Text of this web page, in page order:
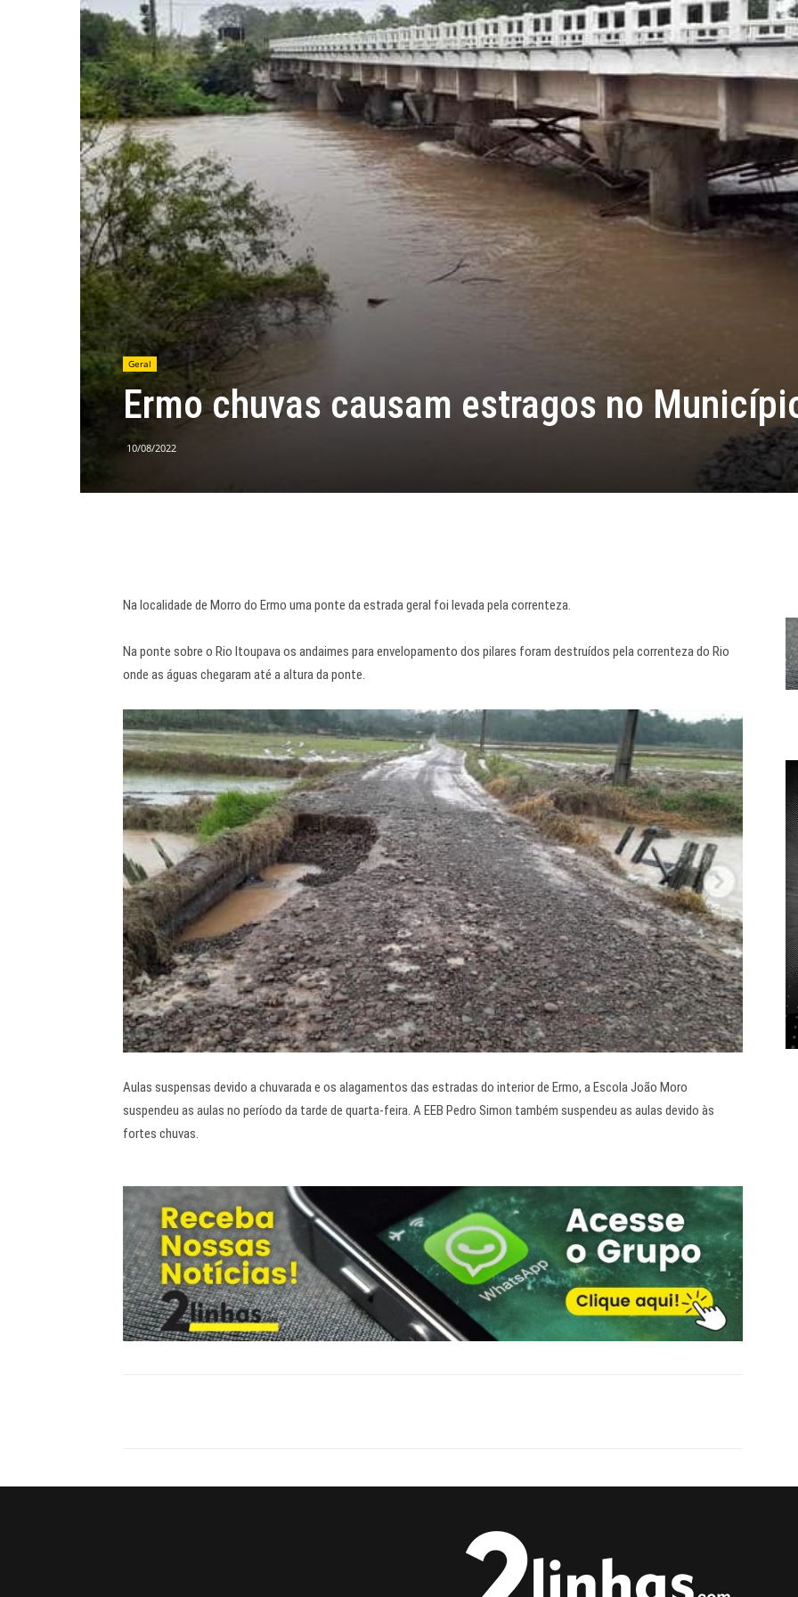
Geral
Ermo chuvas causam estragos no
10/08/2022
Na localidade de Morro do Ermo uma ponte da estrada geral foi levada pela correnteza.
Na ponte sobre o Rio Itoupava os andaimes para envelopamento dos pilares foram destruídos pela correnteza do Rio
onde as águas chegaram até a altura da ponte.
Aulas suspensas devido a chuvarada e os alagamentos das estradas do interior de Ermo, a Escola João Moro
suspendeu as aulas no período da tarde de quarta-feira. A EEB Pedro Simon também suspendeu as aulas devido às
fortes chuvas.